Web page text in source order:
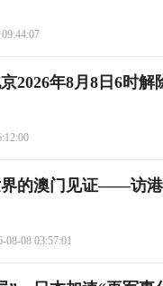
京2026年8月8日6时
的澳门见证——访
08-08 03:57:01